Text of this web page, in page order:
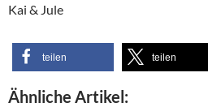
Kai & Jule
teilen teilen
Ähnliche Artikel: